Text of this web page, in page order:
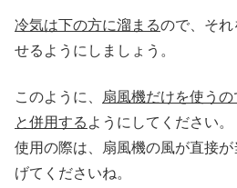
冷気は下の方に溜まるので、それ
せるようにしましょう。
このように、
扇風機だけを使う
と併用する ようにしてください。
使用の際は、扇風機の風が直接
げてくださいね。